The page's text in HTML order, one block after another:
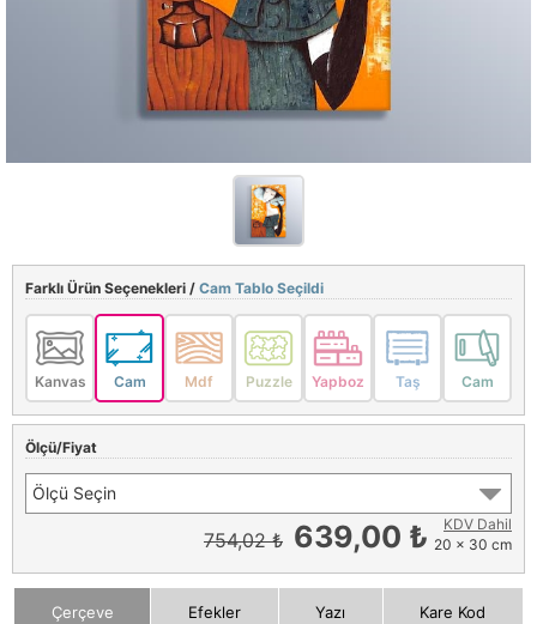
Farklı Ürün Seçenekleri / Cam Tablo Seçildi
Kanvas Cam Mdf Puzzle Yapboz Taş Cam
Ölçü/Fiyat
Ölçü Seçin
754,02 ₺ 639,00 ₺
KDV Dahil
20 x 30 cm
Çerçeve Efekler Yazı Kare Kod